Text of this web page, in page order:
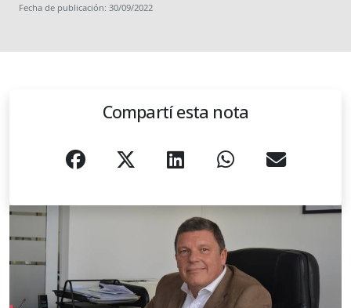
Fecha de publicación: 30/09/2022
Compartí esta nota